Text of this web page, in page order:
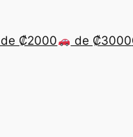
de ₡2000 de ₡3000